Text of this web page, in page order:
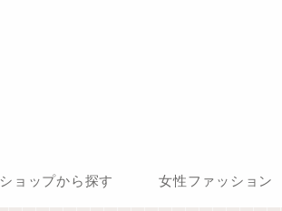
ショップから探す 女性ファッション